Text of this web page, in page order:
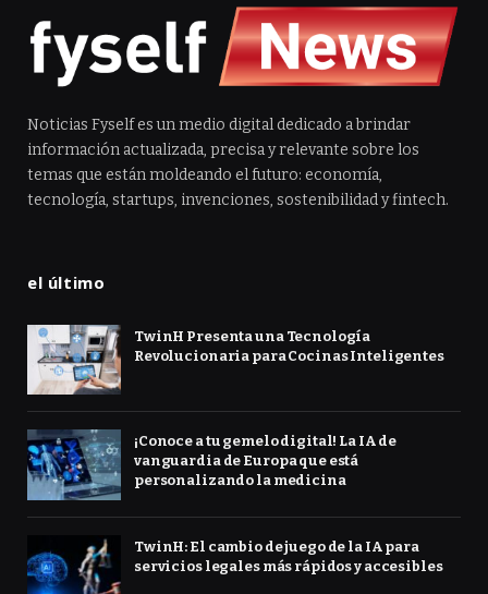
Noticias Fyself es un medio digital dedicado a brindar
información actualizada, precisa y relevante sobre los
temas que están moldeando el futuro: economía,
tecnología, startups, invenciones, sostenibilidad y fintech.
el último
TwinH Presenta una Tecnología
Revolucionaria para Cocinas Inteligentes
¡Conoce a tu gemelo digital! La IA de
vanguardia de Europa que está
personalizando la medicina
TwinH: El cambio de juego de la IA para
servicios legales más rápidos y accesibles